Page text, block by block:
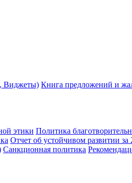
Виджеты) Книга предложений и
этики Политика
Отчет об устойчивом развитии за
Санкционная политика